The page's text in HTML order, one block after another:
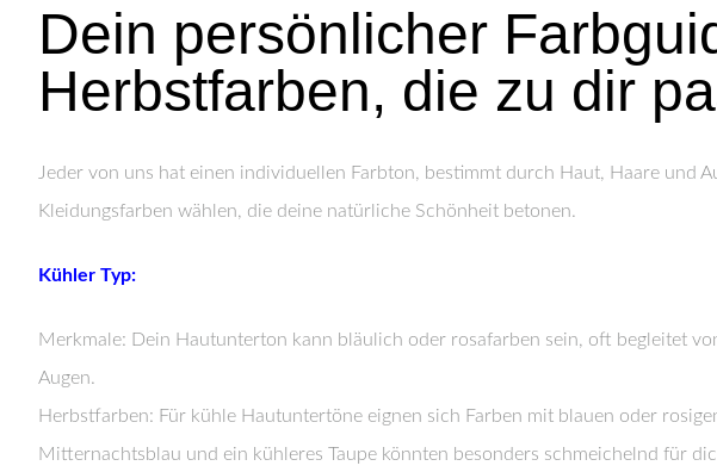
Dein persönlicher
Herbstfarben, die zu dir
Jeder von uns hat einen individuellen Farbton, bestimmt durch Haut, Haare und
Kleidungsfarben wählen, die deine natürliche Schönheit betonen.
Kühler Typ:
Merkmale: Dein Hautunterton kann bläulich oder rosafarben sein, oft begleitet
Augen.
Herbstfarben: Für kühle Hautuntertöne eignen sich Farben mit blauen oder
Mitternachtsblau und ein kühleres Taupe könnten besonders schmeichelnd für